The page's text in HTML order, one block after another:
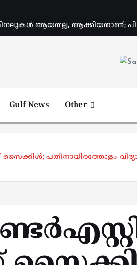
ആയതല്ല, ആക്കിയതാണ്; പി
Gulf News Other
സൈക്കിള്‍; പതിനായിരത്തോളം